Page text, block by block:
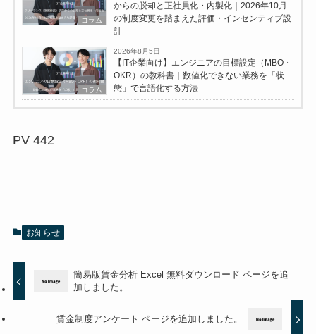
コラム
からの脱却と正社員化・内製化｜2026年10月
の制度変更を踏まえた評価・インセンティブ設
計
コラム
2026年8月5日
【IT企業向け】エンジニアの目標設定（MBO・
OKR）の教科書｜数値化できない業務を「状
態」で言語化する方法
PV 442
お知らせ
簡易版賃金分析 Excel 無料ダウンロード ページを追
加しました。
賃金制度アンケート ページを追加しました。